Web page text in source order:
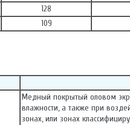
128
109
Медный покрытый оловом
влажности, а также при
зонах, или зонах